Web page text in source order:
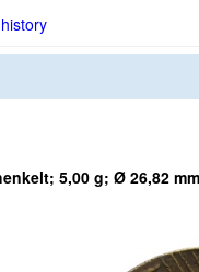
5,00 g; Ø 26,82 mm